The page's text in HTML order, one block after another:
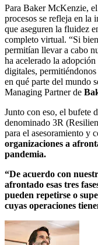
Para Baker McKenzie,
procesos se refleja en la
que aseguren la fluidez
completo virtual. “Si
permitían llevar a cabo
ha acelerado la
digitales,
en qué parte del mundo
Managing Partner de
Junto con eso, el bufete
denominado 3R
para el asesoramiento y
organizaciones a
pandemia.
“De acuerdo con
afrontado esas tres
pueden repetirse o
cuyas operaciones